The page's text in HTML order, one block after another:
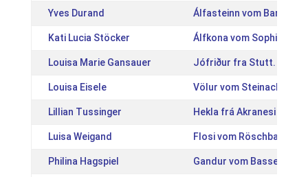
Yves Durand Álfasteinn vom Barghof
Kati Lucia Stöcker Álfkona vom Sophienhof
Louisa Marie Gansauer Jófriður fra Stutt.
Louisa Eisele Völur vom Steinachtal
Lillian Tussinger Hekla frá Akranesi
Luisa Weigand Flosi vom
Philina Hagspiel Gandur vom Basselthof